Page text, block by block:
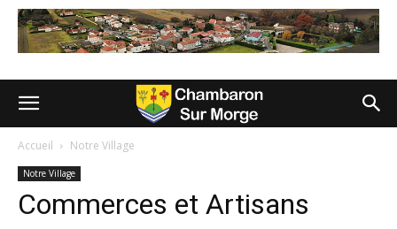
Accueil Notre Village
Notre Village
Commerces et Artisans